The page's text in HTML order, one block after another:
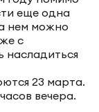
еще одна
нем можно
с
насладиться
23 марта.
вечера.